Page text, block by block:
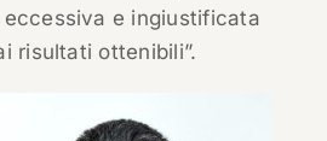
e ingiustificata
risultati ottenibili”.